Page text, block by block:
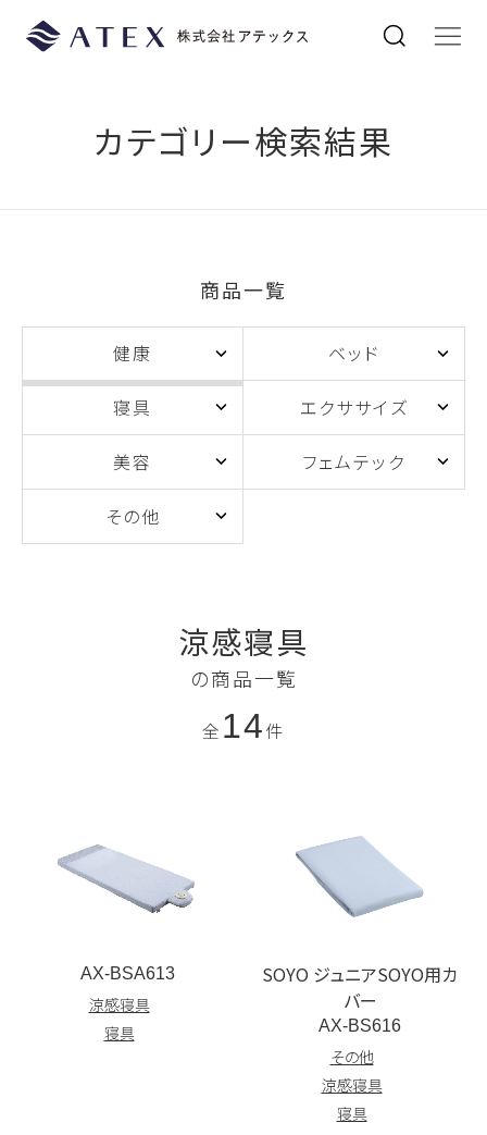
カテゴリー検索結果
商品一覧
健康 ベッド
寝具 エクササイズ
美容 フェムテック
その他
涼感寝具
の商品一覧
全 14件
AX-BSA613
涼感寝具
寝具
SOYO ジュニアSOYO用カ
バー
AX-BS616
その他
涼感寝具
寝具